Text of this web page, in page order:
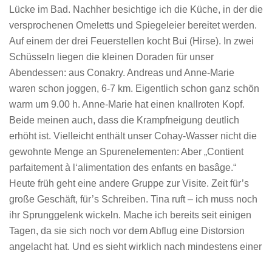
Lücke im Bad. Nachher besichtige ich die Küche, in der die
versprochenen Omeletts und Spiegeleier bereitet werden.
Auf einem der drei Feuerstellen kocht Bui (Hirse). In zwei
Schüsseln liegen die kleinen Doraden für unser
Abendessen: aus Conakry. Andreas und Anne-Marie
waren schon joggen, 6-7 km. Eigentlich schon ganz schön
warm um 9.00 h. Anne-Marie hat einen knallroten Kopf.
Beide meinen auch, dass die Krampfneigung deutlich
erhöht ist. Vielleicht enthält unser Cohay-Wasser nicht die
gewohnte Menge an Spurenelementen: Aber „Contient
parfaitement à l‘alimentation des enfants en basâge.“
Heute früh geht eine andere Gruppe zur Visite. Zeit für’s
große Geschäft, für’s Schreiben. Tina ruft – ich muss noch
ihr Sprunggelenk wickeln. Mache ich bereits seit einigen
Tagen, da sie sich noch vor dem Abflug eine Distorsion
angelacht hat. Und es sieht wirklich nach mindestens einer